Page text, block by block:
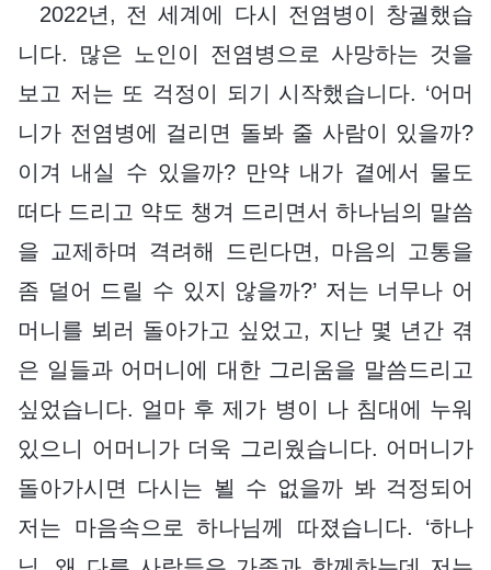
2022년, 전 세계에 다시 전염병이 창궐했습
니다. 많은 노인이 전염병으로 사망하는 것을
보고 저는 또 걱정이 되기 시작했습니다. ‘어머
니가 전염병에 걸리면 돌봐 줄 사람이 있을까?
이겨 내실 수 있을까? 만약 내가 곁에서 물도
떠다 드리고 약도 챙겨 드리면서 하나님의 말씀
을 교제하며 격려해 드린다면, 마음의 고통을
좀 덜어 드릴 수 있지 않을까?’ 저는 너무나 어
머니를 뵈러 돌아가고 싶었고, 지난 몇 년간 겪
은 일들과 어머니에 대한 그리움을 말씀드리고
싶었습니다. 얼마 후 제가 병이 나 침대에 누워
있으니 어머니가 더욱 그리웠습니다. 어머니가
돌아가시면 다시는 뵐 수 없을까 봐 걱정되어
저는 마음속으로 하나님께 따졌습니다. ‘하나